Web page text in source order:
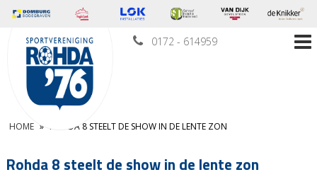
0172 - 614959
HOME » ROHDA 8 STEELT DE SHOW IN DE LENTE ZON
Rohda 8 steelt de show in de lente zon